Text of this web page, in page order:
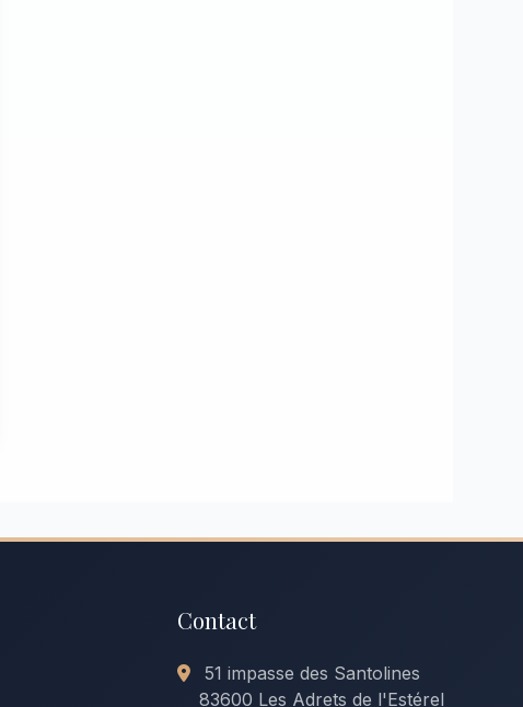
Contact
51 impasse des Santolines
83600 Les Adrets de l'Estérel